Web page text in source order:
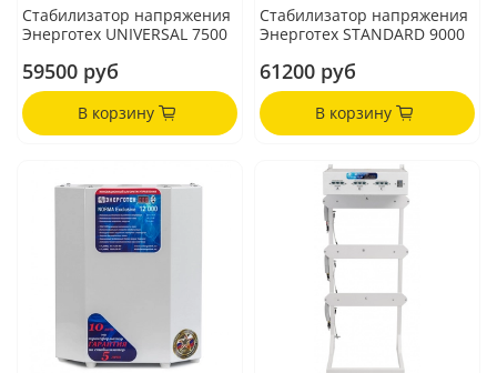
Стабилизатор напряжения
Энерготех UNIVERSAL 7500
59500 руб
В корзину
Стабилизатор напряжения
Энерготех STANDARD 9000
61200 руб
В корзину